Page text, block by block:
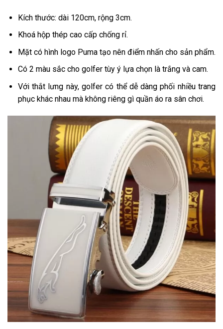
Kích thước: dài 120cm, rộng 3cm.
Khoá hộp thép cao cấp chống rỉ.
Mặt có hình logo Puma tạo nên điểm nhấn cho sản phẩm.
Có 2 màu sắc cho golfer tùy ý lựa chọn là trắng và cam.
Với thắt lưng này, golfer có thể dễ dàng phối nhiều trang
phục khác nhau mà không riêng gì quần áo ra sân chơi.